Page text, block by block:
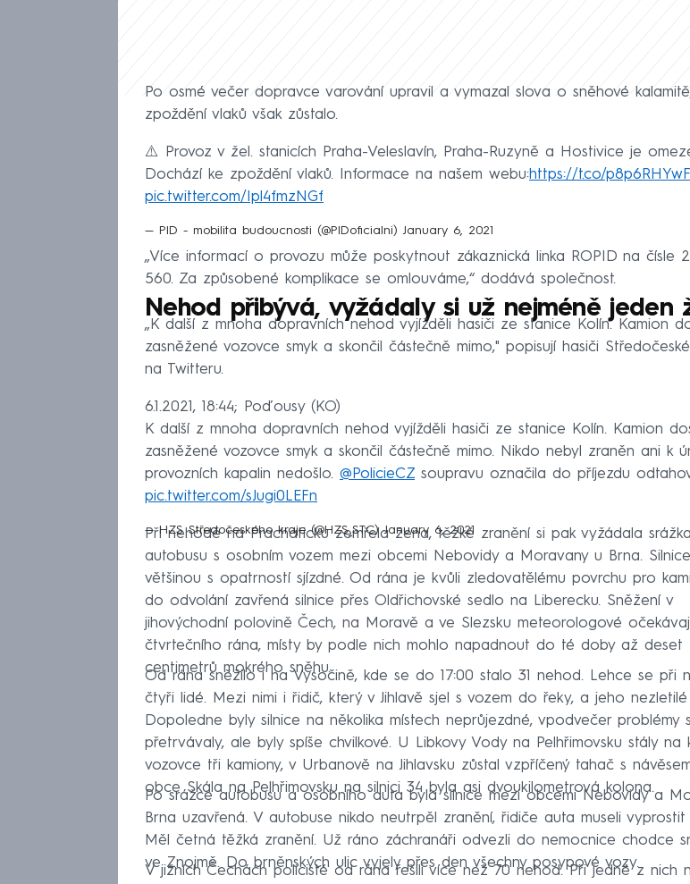
Po osmé večer dopravce varování upravil a vymazal slova o sněhové
zpoždění vlaků však zůstalo.
⚠️ Provoz v žel. stanicích Praha-Veleslavín, Praha-Ruzyně a Hostivice je
Dochází ke zpoždění vlaků. Informace na našem webu:https://t.co/
pic.twitter.com/Ipl4fmzNGf
— PID - mobilita budoucnosti (@PIDoficialni) January 6, 2021
„Více informací o provozu může poskytnout zákaznická linka ROPID na čísle
560. Za způsobené komplikace se omlouváme,“ dodává společnost.
Nehod přibývá, vyžádaly si už nejméně jeden
„K další z mnoha dopravních nehod vyjížděli hasiči ze stanice Kolín. Kamion
zasněžené vozovce smyk a skončil částečně mimo," popisují hasiči
na Twitteru.
6.1.2021, 18:44; Poďousy (KO)
K další z mnoha dopravních nehod vyjížděli hasiči ze stanice Kolín. Kamion
zasněžené vozovce smyk a skončil částečně mimo. Nikdo nebyl zraněn ani k
provozních kapalin nedošlo. @PolicieCZ soupravu označila do příjezdu
pic.twitter.com/sJugi0LEFn
— HZS Středočeského kraje (@HZS_STC)January 6, 2021
Při nehodě na Prachaticku zemřela žena, těžké zranění si pak vyžádala srážka
autobusu s osobním vozem mezi obcemi Nebovidy a Moravany u Brna.
většinou s opatrností sjízdné. Od rána je kvůli zledovatělému povrchu pro
do odvolání zavřená silnice přes Oldřichovské sedlo na Liberecku. Sněžení v
jihovýchodní polovině Čech, na Moravě a ve Slezsku meteorologové
čtvrtečního rána, místy by podle nich mohlo napadnout do té doby až deset
centimetrů mokrého sněhu.
Od rána sněžilo i na Vysočině, kde se do 17:00 stalo 31 nehod. Lehce se při
čtyři lidé. Mezi nimi i řidič, který v Jihlavě sjel s vozem do řeky, a jeho
Dopoledne byly silnice na několika místech neprůjezdné, vpodvečer problémy
přetrvávaly, ale byly spíše chvilkové. U Libkovy Vody na Pelhřimovsku stály na
vozovce tři kamiony, v Urbanově na Jihlavsku zůstal vzpříčený tahač s
obce Skála na Pelhřimovsku na silnici 34 byla asi dvoukilometrová kolona.
Po srážce autobusu a osobního auta byla silnice mezi obcemi Nebovidy a
Brna uzavřená. V autobuse nikdo neutrpěl zranění, řidiče auta museli vyprostit
Měl četná těžká zranění. Už ráno záchranáři odvezli do nemocnice chodce
ve Znojmě. Do brněnských ulic vyjely přes den všechny posypové vozy.
V jižních Čechách policisté od rána řešili více než 70 nehod. Při jedné z nich